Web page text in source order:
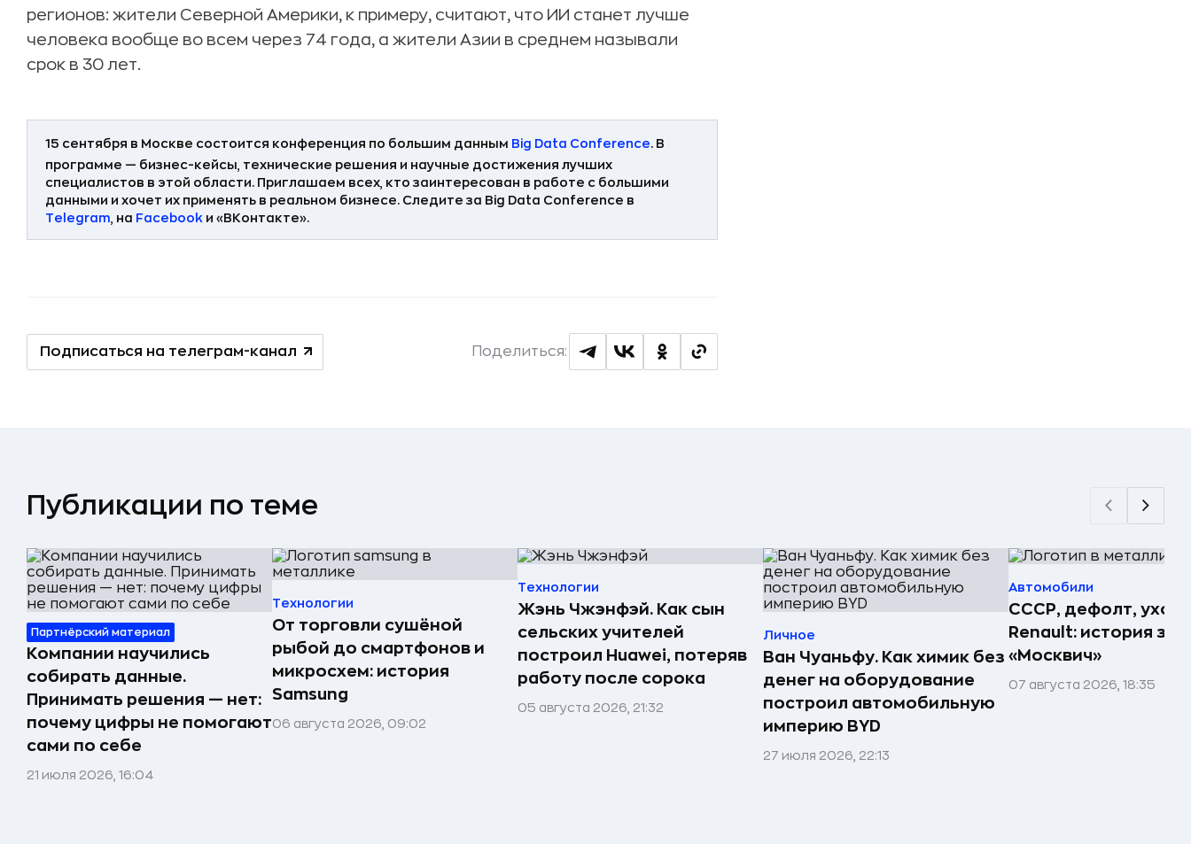
регионов: жители Северной Америки, к примеру, считают, что ИИ станет лучше
человека вообще во всем через 74 года, а жители Азии в среднем называли
срок в 30 лет.
15 сентября в Москве состоится конференция по большим данным Big Data Conference. В
программе — бизнес-кейсы, технические решения и научные достижения лучших
специалистов в этой области. Приглашаем всех, кто заинтересован в работе с большими
данными и хочет их применять в реальном бизнесе. Следите за Big Data Conference в
Telegram на Facebook и «ВКонтакте».
Подписаться на телеграм-канал Поделиться:
Публикации по теме
Партнёрский материал
Компании научились
собирать данные.
Принимать решения — нет:
почему цифры не помогают
сами по себе
21 июля 2026, 16:04
Технологии
От торговли сушёной
рыбой до смартфонов и
микросхем: история
Samsung
06 августа 2026, 09:02
Технологии
Жэнь Чжэнфэй. Как сын
сельских учителей
построил Huawei, потеряв
работу после сорока
05 августа 2026, 21:32
Личное
Ван Чуаньфу. Как химик без
денег на оборудование
построил автомобильную
империю BYD
27 июля 2026, 22:13
Автомобили
СССР, дефолт, уход
Renault: история
«Москвич»
07 августа 2026, 18:35